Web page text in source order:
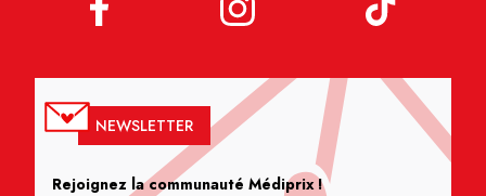
NEWSLETTER
Rejoignez la communauté Médiprix !